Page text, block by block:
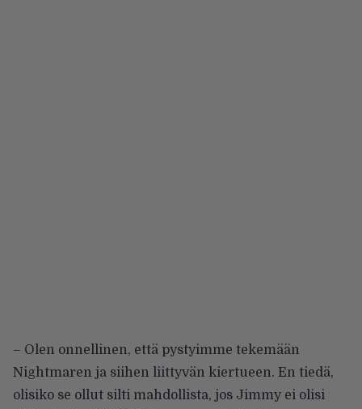
– Olen onnellinen, että pystyimme tekemään
Nightmaren ja siihen liittyvän kiertueen. En tiedä,
olisiko se ollut silti mahdollista, jos Jimmy ei olisi